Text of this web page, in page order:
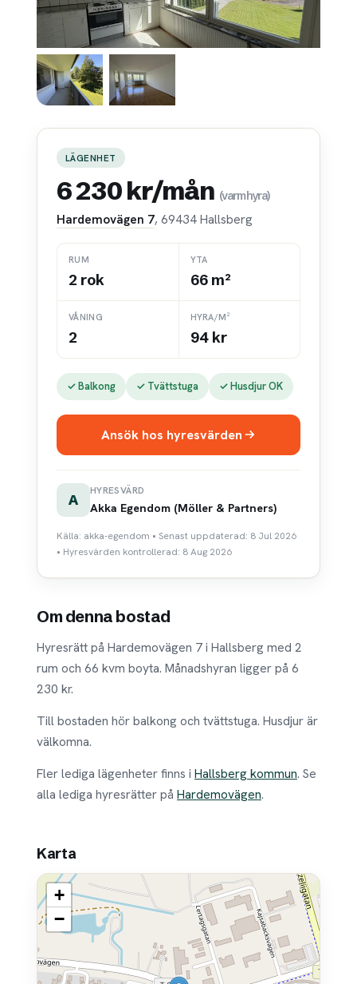
LÄGENHET
6 230 kr/mån (varmhyra)
Hardemovägen 7, 69434 Hallsberg
RUM
2 rok
YTA
66 m²
VÅNING
2
HYRA/M²
94 kr
✓ Balkong ✓ Tvättstuga ✓ Husdjur OK
Ansök hos hyresvärden
A
HYRESVÄRD
Akka Egendom (Möller & Partners)
Källa: akka-egendom • Senast uppdaterad: 8 Jul 2026
• Hyresvärden kontrollerad: 8 Aug 2026
Om denna bostad
Hyresrätt på Hardemovägen 7 i Hallsberg med 2
rum och 66 kvm boyta. Månadshyran ligger på 6
230 kr.
Till bostaden hör balkong och tvättstuga. Husdjur är
välkomna.
Fler lediga lägenheter finns i Hallsberg kommun. Se
alla lediga hyresrätter på Hardemovägen.
Karta
+
−